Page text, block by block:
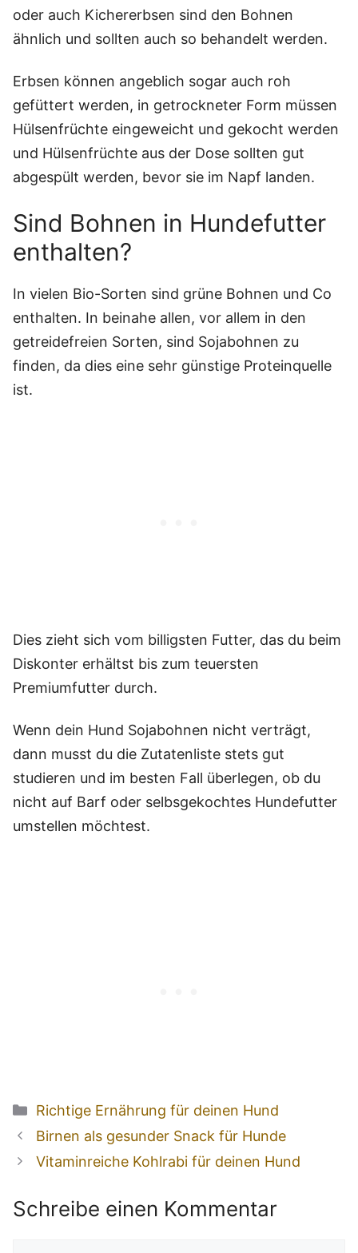
oder auch Kichererbsen sind den Bohnen
ähnlich und sollten auch so behandelt werden.
Erbsen können angeblich sogar auch roh
gefüttert werden, in getrockneter Form müssen
Hülsenfrüchte eingeweicht und gekocht werden
und Hülsenfrüchte aus der Dose sollten gut
abgespült werden, bevor sie im Napf landen.
Sind Bohnen in Hundefutter
enthalten?
In vielen Bio-Sorten sind grüne Bohnen und Co
enthalten. In beinahe allen, vor allem in den
getreidefreien Sorten, sind Sojabohnen zu
finden, da dies eine sehr günstige Proteinquelle
ist.
Dies zieht sich vom billigsten Futter, das du beim
Diskonter erhältst bis zum teuersten
Premiumfutter durch.
Wenn dein Hund Sojabohnen nicht verträgt,
dann musst du die Zutatenliste stets gut
studieren und im besten Fall überlegen, ob du
nicht auf Barf oder selbsgekochtes Hundefutter
umstellen möchtest.
Kategorien
Richtige Ernährung für deinen Hund
Beitrags-
Navigation
Birnen als gesunder Snack für Hunde
Vitaminreiche Kohlrabi für deinen Hund
Schreibe einen Kommentar